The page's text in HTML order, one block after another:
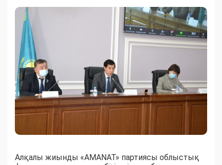
Алқалы жиынды «AMANAT» партиясы облыстық